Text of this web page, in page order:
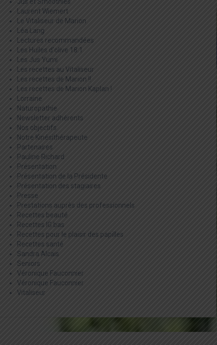
Jus et Smoothies
Laurent Wiemert
Le Vitaliseur de Marion
Léa Lang
Lectures recommandées
Les Huiles d'olive 18:1
Les Jus Yumi
Les recettes au Vitaliseur
Les recettes de Marion !!
Les recettes de Marion Kaplan !
Lorraine
Naturopathie
Newsletter adhérents
Nos objectifs
Notre Kinésithérapeute
Partenaires
Pauline Richard
Présentation
Présentation de la Présidente
Présentation des stagiaires
Presse
Prestations auprès des professionnels
Recettes beauté
Recettes IG bas
Recettes pour le plaisir des papilles
Recettes santé
Sandra Alcais
Seniors
Véronique Fauconnier
Véronique Fauconnier
Vitaliseur